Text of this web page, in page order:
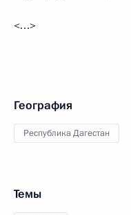
<…>
География
Республика Дагестан
Темы